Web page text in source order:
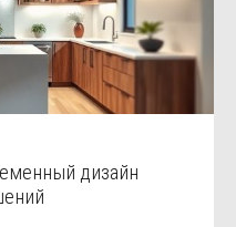
дизайн